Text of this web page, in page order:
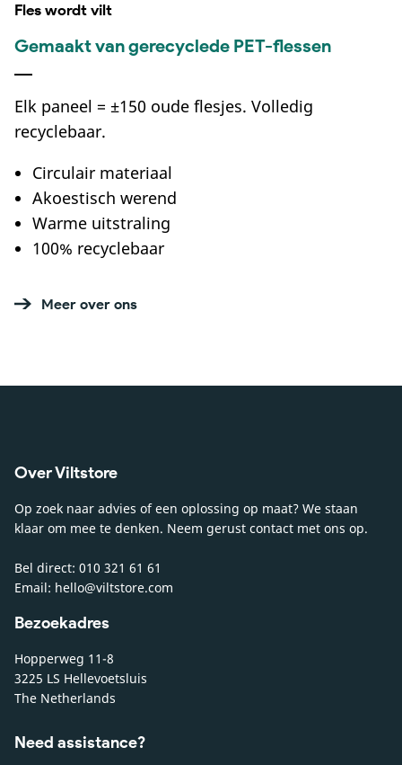
Fles wordt vilt
Gemaakt van gerecyclede PET-flessen
Elk paneel = ±150 oude flesjes. Volledig
recyclebaar.
Circulair materiaal
Akoestisch werend
Warme uitstraling
100% recyclebaar
Meer over ons
Over Viltstore
Op zoek naar advies of een oplossing op maat? We staan
klaar om mee te denken. Neem gerust contact met ons op.
Bel direct: 010 321 61 61
Email: hello@viltstore.com
Bezoekadres
Hopperweg 11-8
3225 LS Hellevoetsluis
The Netherlands
Need assistance?